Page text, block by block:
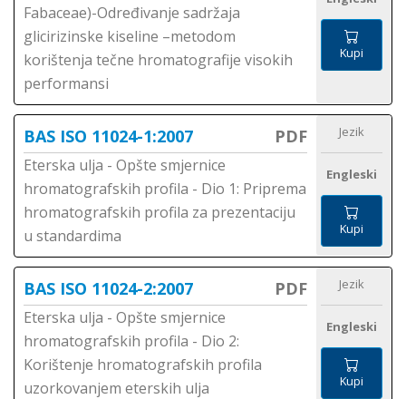
Fabaceae)-Određivanje sadržaja
glicirizinske kiseline –metodom
korištenja tečne hromatografije visokih
performansi
Kupi
BAS ISO 11024-1:2007 PDF
Eterska ulja - Opšte smjernice
hromatografskih profila - Dio 1: Priprema
hromatografskih profila za prezentaciju
u standardima
Jezik
Engleski
Kupi
BAS ISO 11024-2:2007 PDF
Eterska ulja - Opšte smjernice
hromatografskih profila - Dio 2:
Korištenje hromatografskih profila
uzorkovanjem eterskih ulja
Jezik
Engleski
Kupi